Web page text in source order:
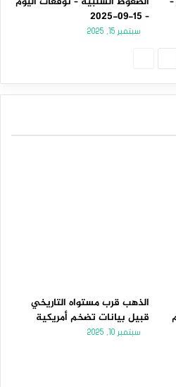
– 15-09-2025
سبتمبر 15, 2025
الذهب قرب مستواه التاريخي
قبيل بيانات تضخم أمريكية
سبتمبر 10, 2025